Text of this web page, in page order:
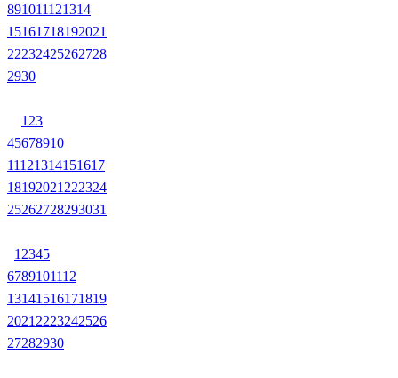
891011121314
15161718192021
22232425262728
2930
1 23
45678910
11121314151617
18192021 222324
25262728293031
1 2345
6789101112
13141516171819
2021 2223242526
27282930